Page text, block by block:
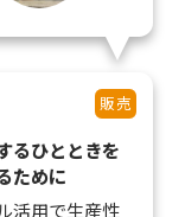
販売
るひとときを
ために
活用で生産性